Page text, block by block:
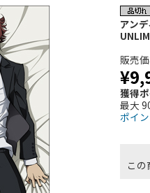
アン
販売
獲得
最大
ポイ
この